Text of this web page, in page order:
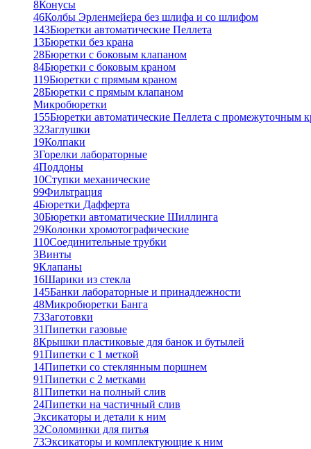
8Конусы
46Колбы Эрленмейера без шлифа и со шлифом
143Бюретки автоматические Пеллета
13Бюретки без крана
28Бюретки с боковым клапаном
84Бюретки с боковым краном
119Бюретки с прямым краном
28Бюретки с прямым клапаном
Микробюретки
155Бюретки автоматические Пеллета с промежуточным
32Заглушки
19Колпаки
3Горелки лабораторные
4Поддоны
10Ступки механические
99Фильтрация
4Бюретки Дафферта
30Бюретки автоматические Шиллинга
29Колонки хромотографические
110Соединительные трубки
3Винты
9Клапаны
16Шарики из стекла
145Банки лабораторные и принадлежности
48Микробюретки Банга
73Заготовки
31Пипетки газовые
8Крышки пластиковые для банок и бутылей
91Пипетки с 1 меткой
14Пипетки со стеклянным поршнем
91Пипетки с 2 метками
81Пипетки на полный слив
24Пипетки на частичный слив
Эксикаторы и детали к ним
32Соломинки для питья
73Эксикаторы и комплектующие к ним